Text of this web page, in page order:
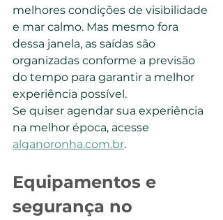
melhores condições de visibilidade
e mar calmo. Mas mesmo fora
dessa janela, as saídas são
organizadas conforme a previsão
do tempo para garantir a melhor
experiência possível.
Se quiser agendar sua experiência
na melhor época, acesse
alganoronha.com.br.
Equipamentos e
segurança no